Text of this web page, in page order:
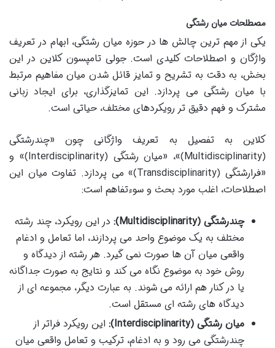
مصطلحات میان رشتگی
یکی از مهم ترین چالش ها در حوزه میان رشتگی، ابهام در تعریف
واژگان و اصطلاحات کلیدی است. جولی تامپسون کلاین در این
بخش، به دقت به تشریح و تمایز قائل شدن میان مفاهیم مرتبط
با میان رشتگی می پردازد. این تمایزگذاری، برای ایجاد زبانی
مشترک و فهم دقیق تر رویکردهای مختلف، حیاتی است.
کلاین به تفصیل به تعریف واژگانی چون «چندرشتگی
(Multidisciplinarity)»، «میان رشتگی (Interdisciplinarity)» و
«فرارشتگی (Transdisciplinarity)» می پردازد. تفاوت میان این
اصطلاحات، اغلب مورد بحث و سوءتفاهم است:
چندرشتگی (Multidisciplinarity):
در این رویکرد، چند رشته
مختلف به یک موضوع واحد می پردازند، اما تعامل و ادغام
واقعی میان آن ها صورت نمی گیرد. هر رشته از دیدگاه و
روش خود به موضوع نگاه می کند و نتایج به صورت جداگانه
یا در کنار هم ارائه می شوند. به عبارت دیگر، مجموعه ای از
دیدگاه های رشته ای مستقل است.
میان رشتگی (Interdisciplinarity):
این رویکرد فراتر از
چندرشتگی می رود و به ادغام، ترکیب و تعامل واقعی میان